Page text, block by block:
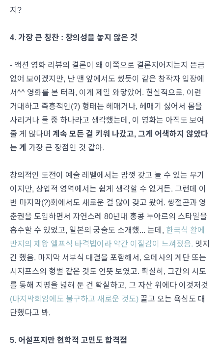
지?
4. 가장 큰 칭찬 : 창의성을 놓지 않은 것
- 액션 영화 리뷰의 결론이 왜 이쪽으로 결론지어지는지 뜬금
없어 보이겠지만, 난 맨 앞에서도 썼듯이 같은 창작자 입장에
서^^ 영화를 본 터라, 이게 제일 와닿았어. 현실적으로, 이런
거대하고 즉흥적인(?) 형태는 헤매거나, 헤매기 싫어서 몸을
사리거나 둘 중 하나라고 생각했는데, 이 영화는 아직도 보여
줄 게 많다며 계속 모든 걸 키워 나갔고, 그게 어색하지 않았다
는 게
가장 큰 장점인 것 같아.
창의적인 도전이 예술 레벨에서는 맘껏 갖고 놀 수 있는 무기
이지만, 상업적 영역에서는 쉽게 생각할 수 없거든. 그런데 이
번 마지막(?)회에서도 새로운 걸 많이 갖고 왔어. 쌍절곤과 영
춘권을 도입하면서 자연스레 80년대 홍콩 누아르의 스타일을
흡수할 수 있었고, 일본의 궁술도 소개했... 는데, 한국식 활에
반지의 제왕 엘프식 타격법이라 약간 이질감이 느껴졌음. 멋지
긴 했음. 마지막 서부식 대결을 포함해서, 오데사의 계단 또는
시지프스의 형벌 같은 것도 언뜻 보였고. 확실히, 그간의 시도
를 통해 지평을 넓혀 둔 건 확실하고, 그 자산 위에다 이것저것
(마지막회임에도 불구하고 새로운 것도) 끌고 오는 욕심도 대
단했다고 봐.
5. 어설프지만 현학적 고민도 합격점